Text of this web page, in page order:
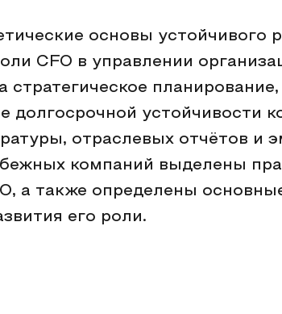
основы устойчивого
CFO в управлении
стратегическое
долгосрочной устойчивости
отраслевых отчётов и
компаний выделены
а также определены
его роли.